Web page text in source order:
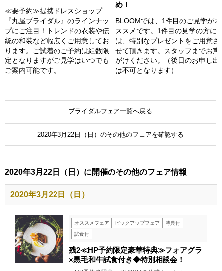
≪要予約≫提携ドレスショップ
『丸屋ブライダル』のラインナッ
プにご注目！トレンドの衣装や伝
統の和装など幅広くご用意してお
ります。ご試着のご予約は組数限
定となりますがご見学はいつでも
ご案内可能です。
め！
BLOOMでは、1件目のご見学がオ
ススメです。1件目の見学の方に
は、特別なプレゼントをご用意さ
せて頂きます。スタッフまでお声
がけください。（後日のお申し出
は不可となります）
ブライダルフェア一覧へ戻る
2020年3月22日（日）のその他のフェアを確認する
2020年3月22日（日）に開催のその他のフェア情報
2020年3月22日（日）
オススメフェア ピックアップフェア
特典付
試食付
残2≪HP予約限定豪華特典≫フォアグラ
×黒毛和牛試食付き◆特別相談会！